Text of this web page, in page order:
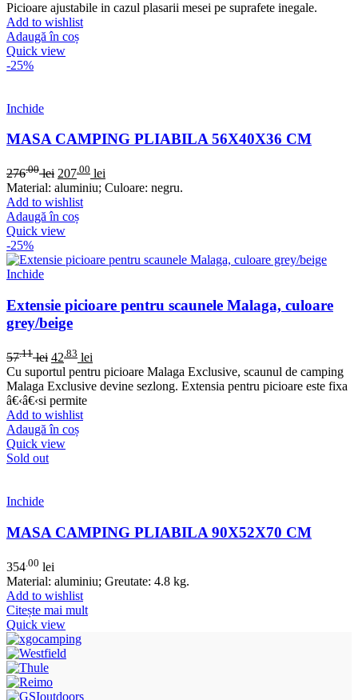
Picioare ajustabile in cazul plasarii mesei pe suprafete inegale.
Add to wishlist
Adaugă în coș
Quick view
-25%
Inchide
MASA CAMPING PLIABILA 56X40X36 CM
276.00 lei 207 .00 lei
Material: aluminiu; Culoare: negru.
Add to wishlist
Adaugă în coș
Quick view
-25%
Inchide
Extensie picioare pentru scaunele Malaga, culoare
grey/beige
57.11 lei 42 .83 lei
Cu suportul pentru picioare Malaga Exclusive, scaunul de camping
Malaga Exclusive devine sezlong. Extensia pentru picioare este fixa
â€‹â€‹si permite
Add to wishlist
Adaugă în coș
Quick view
Sold out
Inchide
MASA CAMPING PLIABILA 90X52X70 CM
354 .00 lei
Material: aluminiu; Greutate: 4.8 kg.
Add to wishlist
Citește mai mult
Quick view